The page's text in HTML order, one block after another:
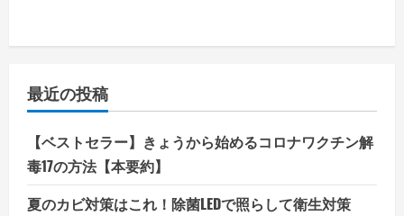
最近の投稿
【ベストセラー】きょうから始めるコロナワクチン解
毒17の方法【本要約】
夏のカビ対策はこれ！除菌LEDで照らして衛生対策